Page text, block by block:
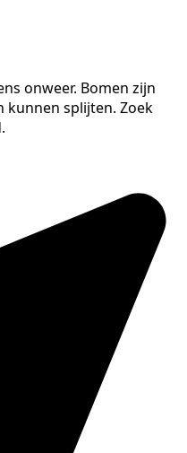
onweer. Bomen zijn
kunnen splijten. Zoek